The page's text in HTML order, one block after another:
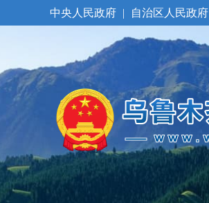
中央人民政府 | 自治区人民政府